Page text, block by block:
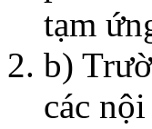
tạm
b)
các